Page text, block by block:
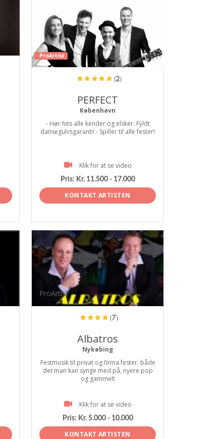
ProArtist
(2)
PERFECT
København
- Hør hits alle kender og elsker. Fyldt
dansegulvsgaranti! - Spiller til alle fester!
Klik for at se video
Pris: Kr. 11.500 - 17.000
KONTAKT ARTISTEN
ProArtist
(7)
Albatros
Nykøbing
Festmusik til privat og firma fester. både
det man kan synge med på, nyere pop
og gammelt
Klik for at se video
Pris: Kr. 5.000 - 10.000
KONTAKT ARTISTEN